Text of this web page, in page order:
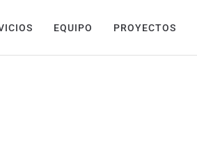
EQUIPO PROYECTOS